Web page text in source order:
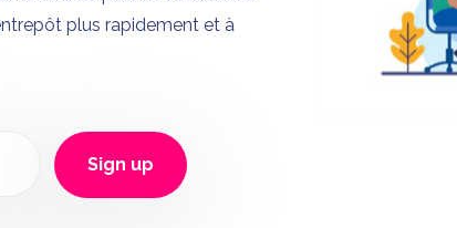
plus rapidement et à
Sign up